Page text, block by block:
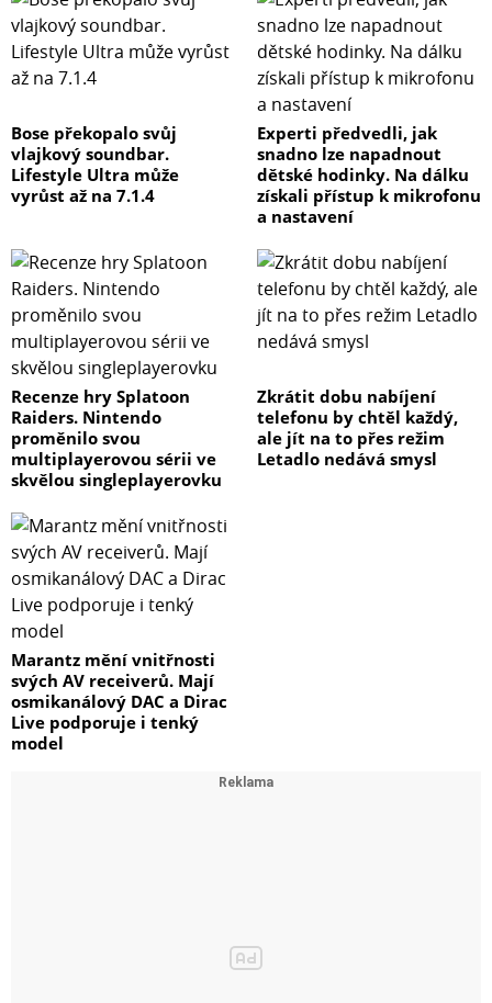
Bose překopalo svůj
vlajkový soundbar.
Lifestyle Ultra může
vyrůst až na 7.1.4
Experti předvedli, jak
snadno lze napadnout
dětské hodinky. Na dálku
získali přístup k mikrofonu
a nastavení
Recenze hry Splatoon
Raiders. Nintendo
proměnilo svou
multiplayerovou sérii ve
skvělou singleplayerovku
Zkrátit dobu nabíjení
telefonu by chtěl každý,
ale jít na to přes režim
Letadlo nedává smysl
Marantz mění vnitřnosti
svých AV receiverů. Mají
osmikanálový DAC a Dirac
Live podporuje i tenký
model